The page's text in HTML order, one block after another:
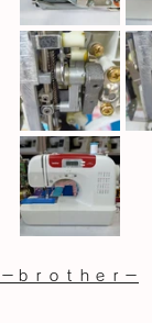
－ｂｒｏｔｈｅｒ－